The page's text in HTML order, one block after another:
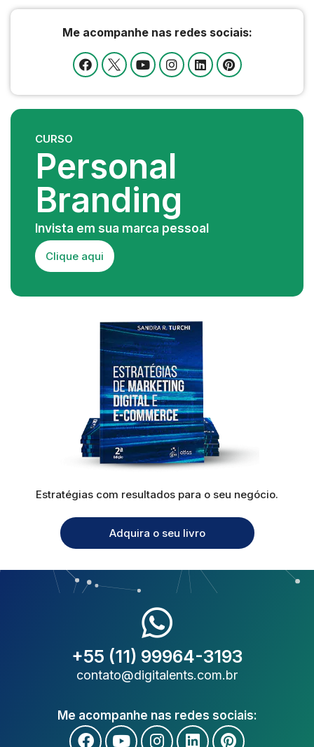
Me acompanhe nas redes sociais:
CURSO
Personal
Branding
Invista em sua marca pessoal
Clique aqui
Estratégias com resultados para o seu negócio.
Adquira o seu livro
+55 (11) 99964-3193
contato@digitalents.com.br
Me acompanhe nas redes sociais: